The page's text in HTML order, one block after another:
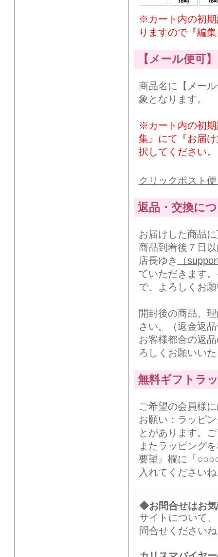
※カート内の初
りますので『編
【メール便可
商品名に【メー
象となります。
※カート内の初期
集』にて『お届
択してください。
クリックポスト
返品・交換に
お届けした商品
商品到着後７日
店長ゆき
（
ていただきます
で、よろしくお
開封後の商品、
さい。（返金返
お客様都合の返
ろしくお願いい
無料ギフトラ
ご希望の会員様
お願い：ラッピ
とがあります。
またラッピング
要望』欄に「
入れてください
◆お問合せはお
サイトについて
問合せください